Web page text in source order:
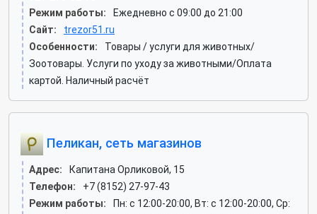
Режим работы:
Ежедневно с 09:00 до 21:00
Сайт:
trezor51.ru
Особенности:
Товары / услуги для животных/
Зоотовары. Услуги по уходу за животными/Оплата
картой. Наличный расчёт
Пеликан, сеть магазинов
Адрес:
Капитана Орликовой, 15
Телефон:
+7 (8152) 27-97-43
Режим работы:
Пн: c 12:00-20:00, Вт: c 12:00-20:00, Ср: